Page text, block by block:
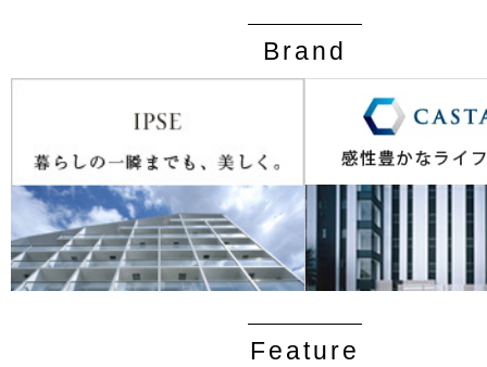
Brand
Feature